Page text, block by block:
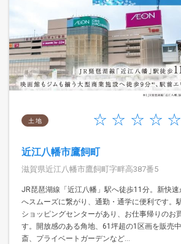
土 地
近江八幡市鷹飼町
滋賀県近江八幡市鷹飼町字畔高387番5
JR琵琶湖線「近江八幡」駅へ徒歩11分。新快
へスムーズに繋がり、通勤・通学に便利です。
ショッピングセンターがあり、お仕事帰りのお
す。開放感のある角地、61坪超の1区画を販売
斎、プライベートガーデンなど...